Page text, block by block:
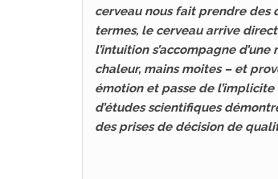
cerveau nous fait prendre des
termes, le cerveau arrive
l’intuition s’accompagne
chaleur, mains moites – et
émotion et passe de
d’études scientifiques
des prises de décision de